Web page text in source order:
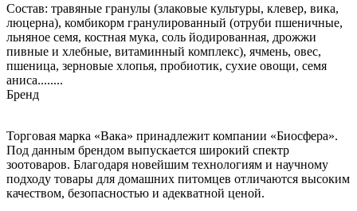
Состав: травяные гранулы (злаковые культуры, клевер, вика,
люцерна), комбикорм гранулированный (отруби пшеничные,
льняное семя, костная мука, соль йодированная, дрожжи
пивные и хлебные, витаминный комплекс), ячмень, овес,
пшеница, зерновые хлопья, пробиотик, сухие овощи, семя
аниса........
Бренд
Торговая марка «Вака» принадлежит компании «Биосфера».
Под данным брендом выпускается широкий спектр
зоотоваров. Благодаря новейшим технологиям и научному
подходу товары для домашних питомцев отличаются высоким
качеством, безопасностью и адекватной ценой.